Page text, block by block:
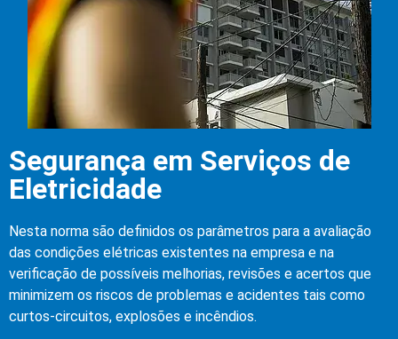
Segurança em Serviços de
Eletricidade
Nesta norma são definidos os parâmetros para a avaliação
das condições elétricas existentes na empresa e na
verificação de possíveis melhorias, revisões e acertos que
minimizem os riscos de problemas e acidentes tais como
curtos-circuitos, explosões e incêndios.